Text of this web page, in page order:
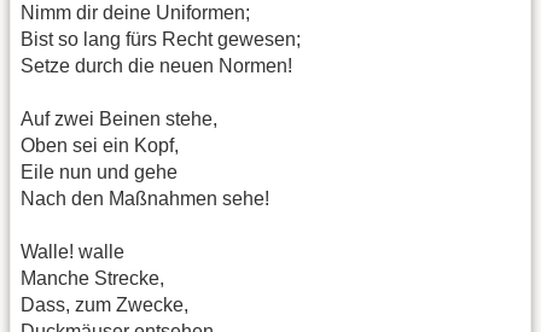
Nimm dir deine Uniformen;
Bist so lang fürs Recht gewesen;
Setze durch die neuen Normen!
Auf zwei Beinen stehe,
Oben sei ein Kopf,
Eile nun und gehe
Nach den Maßnahmen sehe!
Walle! walle
Manche Strecke,
Dass, zum Zwecke,